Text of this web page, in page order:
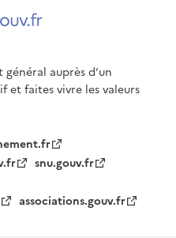
auprès d’un
et faites vivre les valeurs
snu.gouv.fr
associations.gouv.fr